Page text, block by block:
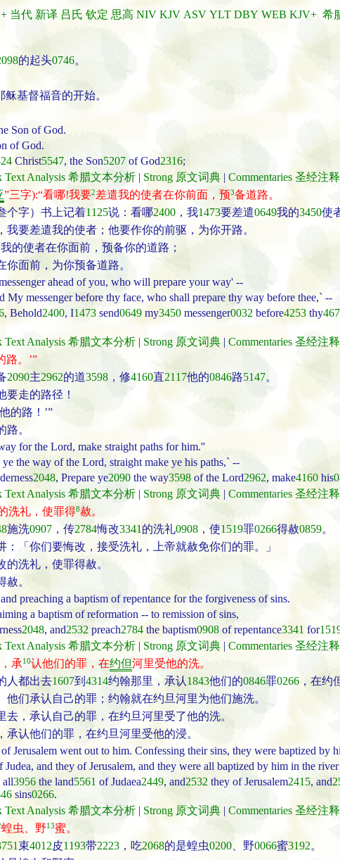
当代 新译 吕氏 钦定 思高 NIV KJV ASV YLT DBY WEB KJV+ 希
的起头0746。
基督福音的开始。
Son of God.
of God.
Christ5547, the Son5207 of God2316;
Text Analysis 希腊文本分析 | Strong 原文词典 | Commentaries 圣经注释
”三字):“看哪!我要2差遣我的使者在你前面，预3备道路。
个字）书上记着1125说：看哪2400 ，我1473要差遣0649我的3450使
要差遣我的使者；他要作你的前驱，为你开路。
的使者在你面前，预备你的道路；
面前，为你预备道路。
ahead of you, who will prepare your way' --
messenger before thy face, who shall prepare thy way before thee,` --
, Behold2400, I1473 send0649 my3450 messenger0032 before4253 thy
Text Analysis 希腊文本分析 | Strong 原文词典 | Commentaries 圣经注释
路。’”
2090主2962的道3598 ，修4160直2117他的0846路5147。
走的路径！
的路！’”
。
for the Lord, make straight paths for him.''
the way of the Lord, straight make ye his paths,` --
2048, Prepare ye2090 the way3598 of the Lord2962, make4160 his
Text Analysis 希腊文本分析 | Strong 原文词典 | Commentaries 圣经注释
洗礼，使罪得8赦。
施洗0907 ，传2784悔改3341 的洗礼0908 ，使1519罪0266得赦0859。
「你们要悔改，接受洗礼，上帝就赦免你们的罪。」
洗礼，使罪得赦。
。
preaching a baptism of repentance for the forgiveness of sins.
a baptism of reformation -- to remission of sins,
2048, and2532 preach2784 the baptism0908 of repentance3341 for
Text Analysis 希腊文本分析 | Strong 原文词典 | Commentaries 圣经注释
承10认他们的罪，在约但河里受他的洗。
人都出去1607到 4314约翰那里，承认1843他们的0846罪0266 ，在约
们承认自己的罪；约翰就在约旦河里为他们施洗。
，承认自己的罪，在约旦河里受了他的洗。
认他们的罪，在约旦河里受他的浸。
Jerusalem went out to him. Confessing their sins, they were baptized by
and they of Jerusalem, and they were all baptized by him in the
all3956 the land5561 of Judaea2449, and2532 they of Jerusalem2415, and
sins0266.
Text Analysis 希腊文本分析 | Strong 原文词典 | Commentaries 圣经注释
蝗虫、野13蜜。
束4012皮1193带2223 ，吃2068的是蝗虫0200 、野0066蜜3192。